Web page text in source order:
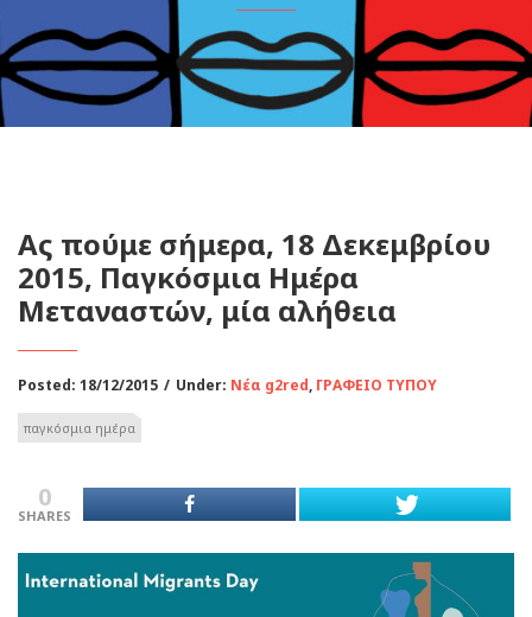
Ας πούμε σήμερα, 18 Δεκεμβρίου
2015, Παγκόσμια Ημέρα
Μεταναστών, μία αλήθεια
Posted: 18/12/2015 / Under: Νέα g2red, ΓΡΑΦΕΙΟ ΤΥΠΟΥ
παγκόσμια ημέρα
0
SHARES